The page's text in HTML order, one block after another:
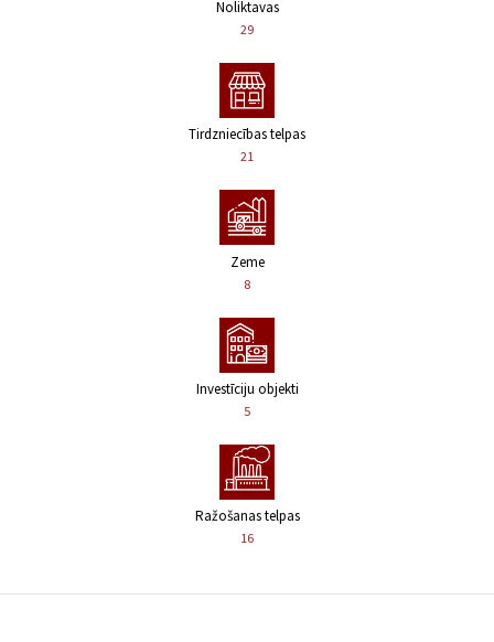
Noliktavas
29
Tirdzniecības telpas
21
Zeme
8
Investīciju objekti
5
Ražošanas telpas
16